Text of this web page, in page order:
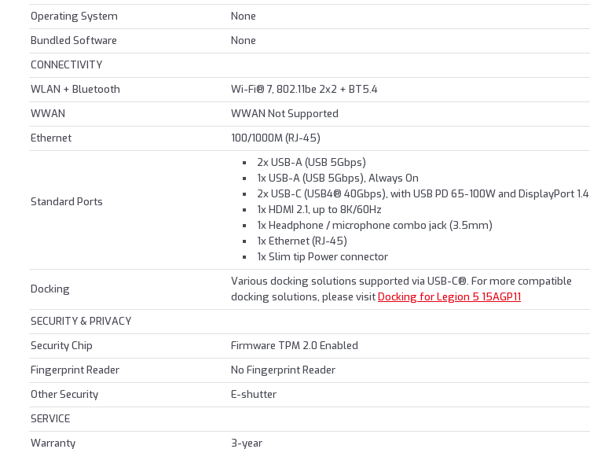
Operating System
None
Bundled Software
None
CONNECTIVITY
WLAN + Bluetooth
Wi-Fi® 7, 802.11be 2x2 + BT5.4
WWAN
WWAN Not Supported
Ethernet
100/1000M (RJ-45)
Standard Ports
2x USB-A (USB 5Gbps)
1x USB-A (USB 5Gbps), Always On
2x USB-C (USB4® 40Gbps), with USB PD 65-100W and DisplayPort 1.4
1x HDMI 2.1, up to 8K/60Hz
1x Headphone / microphone combo jack (3.5mm)
1x Ethernet (RJ-45)
1x Slim tip Power connector
Docking
Various docking solutions supported via USB-C®. For more compatible
docking solutions, please visitDocking for Legion 5 15AGP11
SECURITY & PRIVACY
Security Chip
Firmware TPM 2.0 Enabled
Fingerprint Reader
No Fingerprint Reader
Other Security
E-shutter
SERVICE
Warranty
3-year